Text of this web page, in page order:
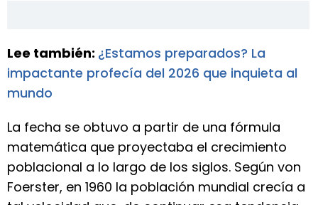
Lee también: ¿Estamos preparados? La
impactante profecía del 2026 que inquieta al
mundo
La fecha se obtuvo a partir de una fórmula
matemática que proyectaba el crecimiento
poblacional a lo largo de los siglos. Según von
Foerster, en 1960 la población mundial crecía a